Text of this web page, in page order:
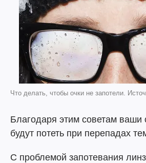
Что делать, чтобы очки не запотели.
Благодаря этим советам ваши
будут потеть при перепадах
С проблемой запотевания